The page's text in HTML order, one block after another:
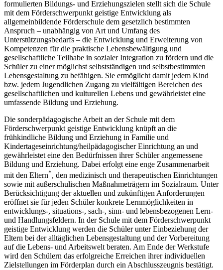
formulierten Bildungs- und Erziehungszielen stellt sich die Schule
mit dem Förderschwerpunkt geistige Entwicklung als
allgemeinbildende Förderschule dem gesetzlich bestimmten
Anspruch – unabhängig von Art und Umfang des
Unterstützungsbedarfs – die Entwicklung und Erweiterung von
Kompetenzen für die praktische Lebensbewältigung und
gesellschaftliche Teilhabe in sozialer Integration zu fördern und die
Schüler zu einer möglichst selbstständigen und selbstbestimmten
Lebensgestaltung zu befähigen. Sie ermöglicht damit jedem Kind
bzw. jedem Jugendlichen Zugang zu vielfältigen Bereichen des
gesellschaftlichen und kulturellen Lebens und gewährleistet eine
umfassende Bildung und Erziehung.
Die sonderpädagogische Arbeit an der Schule mit dem
Förderschwerpunkt geistige Entwicklung knüpft an die
frühkindliche Bildung und Erziehung in Familie und
Kindertageseinrichtung/heilpädagogischer Einrichtung an und
gewährleistet eine den Bedürfnissen ihrer Schüler angemessene
Bildung und Erziehung. Dabei erfolgt eine enge Zusammenarbeit
mit den Eltern*, den medizinisch und therapeutischen Einrichtungen
sowie mit außerschulischen Maßnahmeträgern im Sozialraum. Unter
Berücksichtigung der aktuellen und zukünftigen Anforderungen
eröffnet sie für jeden Schüler konkrete Lernmöglichkeiten in
entwicklungs-, situations-, sach-, sinn- und lebensbezogenen Lern-
und Handlungsfeldern. In der Schule mit dem Förderschwerpunkt
geistige Entwicklung werden die Schüler unter Einbeziehung der
Eltern bei der alltäglichen Lebensgestaltung und der Vorbereitung
auf die Lebens- und Arbeitswelt beraten. Am Ende der Werkstufe
wird den Schülern das erfolgreiche Erreichen ihrer individuellen
Zielstellungen im Förderplan durch ein Abschlusszeugnis bestätigt.